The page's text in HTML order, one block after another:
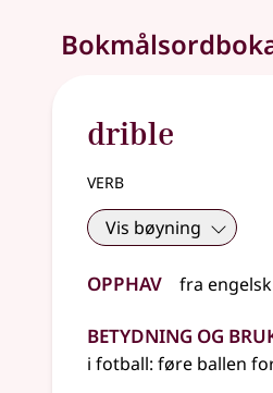
Ett treff.Ytterligere
drible
verb
Vis bøyning
Opphav fra engelsk
Betydning og
i fotball: føre ballen